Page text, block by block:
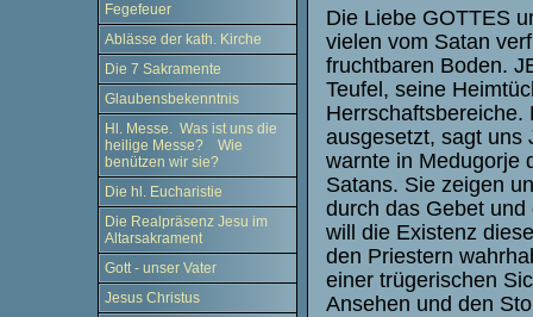
Fegefeuer
Ablässe der kath. Kirche
Die 7 Sakramente
Glaubensbekenntnis
Hl. Messe. Was ist uns die
heilige Messe? Wie
benützen wir sie?
Die hl. Eucharistie
Die Realpräsenz Jesu im
Altarsakrament
Gott - unser Vater
Jesus Christus
Die Liebe GOTTES
vielen vom Satan
fruchtbaren Boden.
Teufel, seine
Herrschaftsbereiche.
ausgesetzt, sagt uns
warnte in Medugorje
Satans. Sie zeigen
durch das Gebet
will die Existenz
den Priestern
einer trügerischen
Ansehen und den